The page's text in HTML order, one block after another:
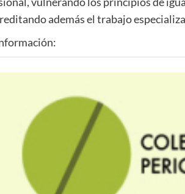
además el trabajo